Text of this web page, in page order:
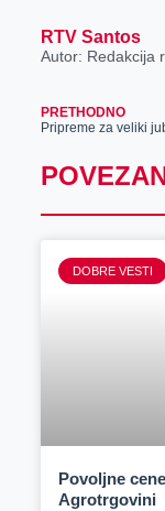
RTV Santos
Autor: Redakcija
PRETHODNO
Pripreme za veliki
DOBRE VESTI
Povoljne
Agrotrgovini